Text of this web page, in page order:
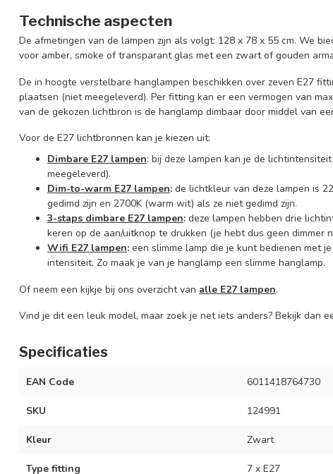
Technische aspecten
De afmetingen van de lampen zijn als volgt: 128 x 78 x 55 cm. We
voor amber, smoke of transparant glas met een zwart of gouden
De in hoogte verstelbare hanglampen beschikken over zeven E27
plaatsen (niet meegeleverd). Per fitting kan er een vermogen van
van de gekozen lichtbron is de hanglamp dimbaar door middel van
Voor de E27 lichtbronnen kan je kiezen uit:
Dimbare E27 lampen: bij deze lampen kan je de
meegeleverd).
Dim-to-warm E27 lampen: de lichtkleur van deze lampen is
gedimd zijn en 2700K (warm wit) als ze niet gedimd zijn.
3-staps dimbare E27 lampen: deze lampen hebben drie
keren op de aan/uitknop te drukken (je hebt dus geen dimmer
Wifi E27 lampen: een slimme lamp die je kunt bedienen met
intensiteit. Zo maak je van je hanglamp een slimme hanglamp.
Of neem een kijkje bij ons overzicht van alle E27 lampen.
Vind je dit een leuk model, maar zoek je net iets anders? Bekijk dan
Specificaties
EAN Code 6011418764730
SKU 124991
Kleur Zwart
Type fitting 7 x E27